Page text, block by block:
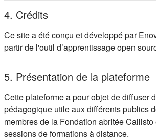
4. Crédits
Ce site a été conçu et développé par
partir de l'outil d’apprentissage open
5. Présentation de la plateforme
Cette plateforme a pour objet de diffuser
pédagogique utile aux différents publics
membres de la Fondation abritée
sessions de formations à distance.